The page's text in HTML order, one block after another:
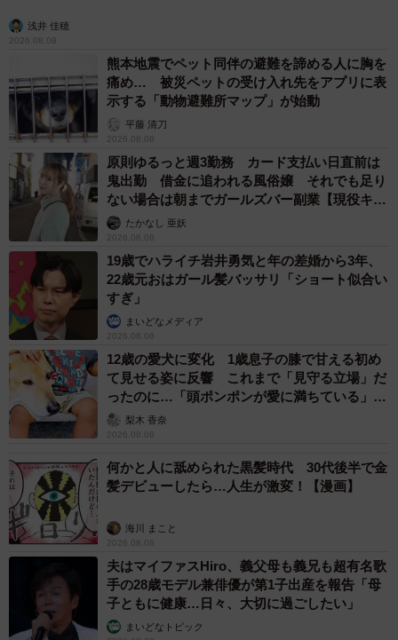
ださい。
また、糖尿病で神経障害がある方は、靴擦れやマメ、足の
小さな傷に気づきにくいことがあります。履き慣れた靴
で、歩いた後に足のチェックをする習慣をつけてくださ
い。
ほかにも、進行した網膜症、重い腎障害、心疾患をお持ち
の方は、運動強度について必ず主治医に確認してくださ
い。
体調が悪い日は休んでOKです。「毎日絶対」より「続けら
れる範囲で」を優先に、無理なく継続していくことが大切
です。
◆飯島康弘（いいじま・やすひろ） 医師／糖尿病専門
医・指導医、内分泌代謝科専門医、認定内科医
藤保クリニック（新宿）院長。東京医科大学 糖尿病・代
謝・内分泌内科 客員研究員。肥満症専門外来も担当。オン
ラインで「新宿・血糖オタクの学校（メディノト）」を運
営し、糖尿病の最新知見を暮らしの行動に翻訳する発信を
続けている。
▽プロフィール
https://jyonetsu-doctor.jp/doctors/iijima_yasuhiro/
▽X（旧Twitter）
https://x.com/medinoto
浅井 佳穂
2026.08.08
熊本地震でペット同伴の避難を諦める人に胸を
痛め… 被災ペットの受け入れ先をアプリに表
示する「動物避難所マップ」が始動
平藤 清刀
2026.08.08
原則ゆるっと週3勤務 カード支払い日直前は
鬼出勤 借金に追われる風俗嬢 それでも足り
ない場合は朝までガールズバー副業【現役キャ
ストに取材】
たかなし 亜妖
2026.08.08
19歳でハライチ岩井勇気と年の差婚から3年、
22歳元おはガール髪バッサリ「ショート似合い
すぎ」
まいどなメディア
2026.08.08
12歳の愛犬に変化 1歳息子の膝で甘える初め
て見せる姿に反響 これまで「見守る立場」だ
ったのに…「頭ポンポンが愛に満ちている」
「尊…」
梨木 香奈
2026.08.08
何かと人に舐められた黒髪時代 30代後半で金
髪デビューしたら…人生が激変！【漫画】
海川 まこと
2026.08.08
夫はマイファスHiro、義父母も義兄も超有名歌
手の28歳モデル兼俳優が第1子出産を報告「母
子ともに健康…日々、大切に過ごしたい」
まいどなトピック